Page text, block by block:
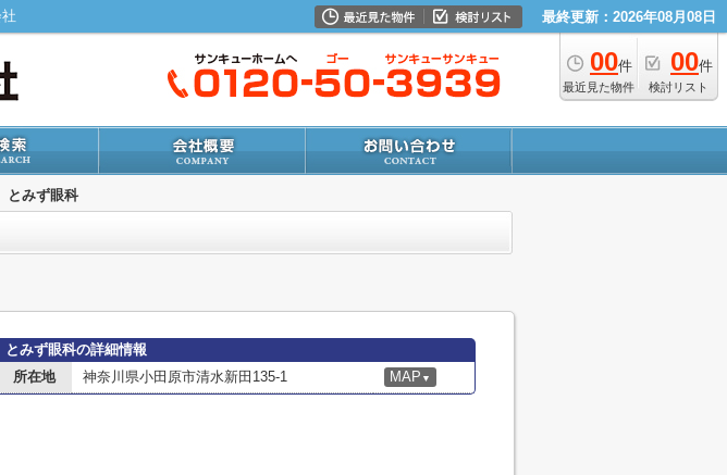
最終更新：2026年08月08日
00件
最近見た物件
00件
検討リスト
とみず眼科
とみず眼科の詳細情報
所在地
神奈川県小田原市清水新田135-1 MAP ▼